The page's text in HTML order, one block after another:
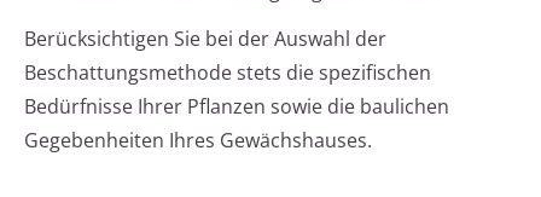
Berücksichtigen Sie bei der Auswahl der
Beschattungsmethode stets die spezifischen
Bedürfnisse Ihrer Pflanzen sowie die baulichen
Gegebenheiten Ihres Gewächshauses.